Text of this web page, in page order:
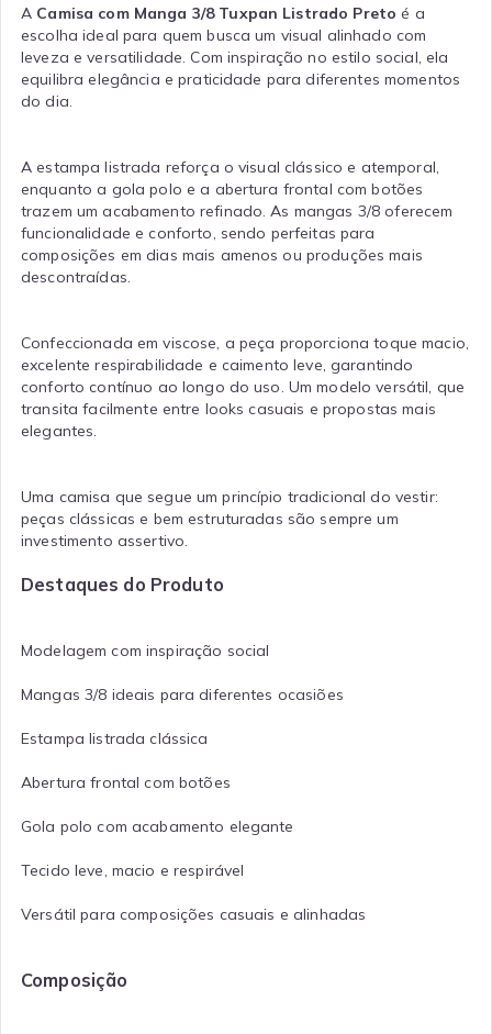
A Camisa com Manga 3/8 Tuxpan Listrado Preto é a
escolha ideal para quem busca um visual alinhado com
leveza e versatilidade. Com inspiração no estilo social, ela
equilibra elegância e praticidade para diferentes momentos
do dia.
A estampa listrada reforça o visual clássico e atemporal,
enquanto a gola polo e a abertura frontal com botões
trazem um acabamento refinado. As mangas 3/8 oferecem
funcionalidade e conforto, sendo perfeitas para
composições em dias mais amenos ou produções mais
descontraídas.
Confeccionada em viscose, a peça proporciona toque macio,
excelente respirabilidade e caimento leve, garantindo
conforto contínuo ao longo do uso. Um modelo versátil, que
transita facilmente entre looks casuais e propostas mais
elegantes.
Uma camisa que segue um princípio tradicional do vestir:
peças clássicas e bem estruturadas são sempre um
investimento assertivo.
Destaques do Produto
Modelagem com inspiração social
Mangas 3/8 ideais para diferentes ocasiões
Estampa listrada clássica
Abertura frontal com botões
Gola polo com acabamento elegante
Tecido leve, macio e respirável
Versátil para composições casuais e alinhadas
Composição